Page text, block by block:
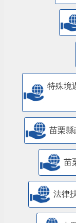
特殊境
苗栗縣
苗
法律